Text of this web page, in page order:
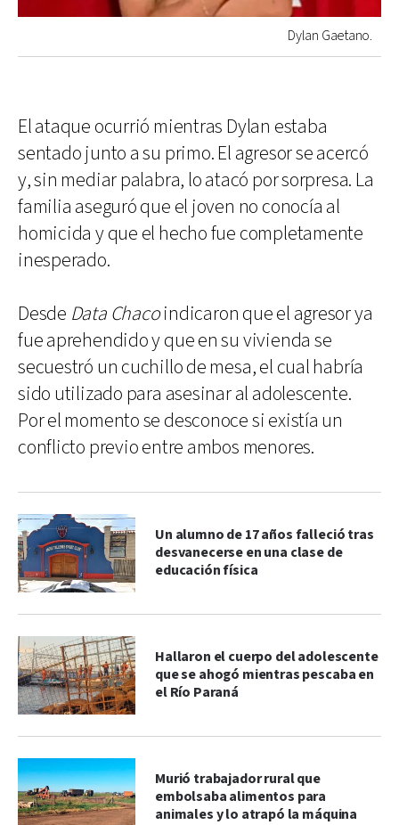
Dylan Gaetano.
El ataque ocurrió mientras Dylan estaba
sentado junto a su primo. El agresor se acercó
y, sin mediar palabra, lo atacó por sorpresa. La
familia aseguró que el joven no conocía al
homicida y que el hecho fue completamente
inesperado.
Desde Data Chacoindicaron que el agresor ya
fue aprehendido y que en su vivienda se
secuestró un cuchillo de mesa, el cual habría
sido utilizado para asesinar al adolescente.
Por el momento se desconoce si existía un
conflicto previo entre ambos menores.
Un alumno de 17 años falleció tras
desvanecerse en una clase de
educación física
Hallaron el cuerpo del adolescente
que se ahogó mientras pescaba en
el Río Paraná
Murió trabajador rural que
embolsaba alimentos para
animales y lo atrapó la máquina